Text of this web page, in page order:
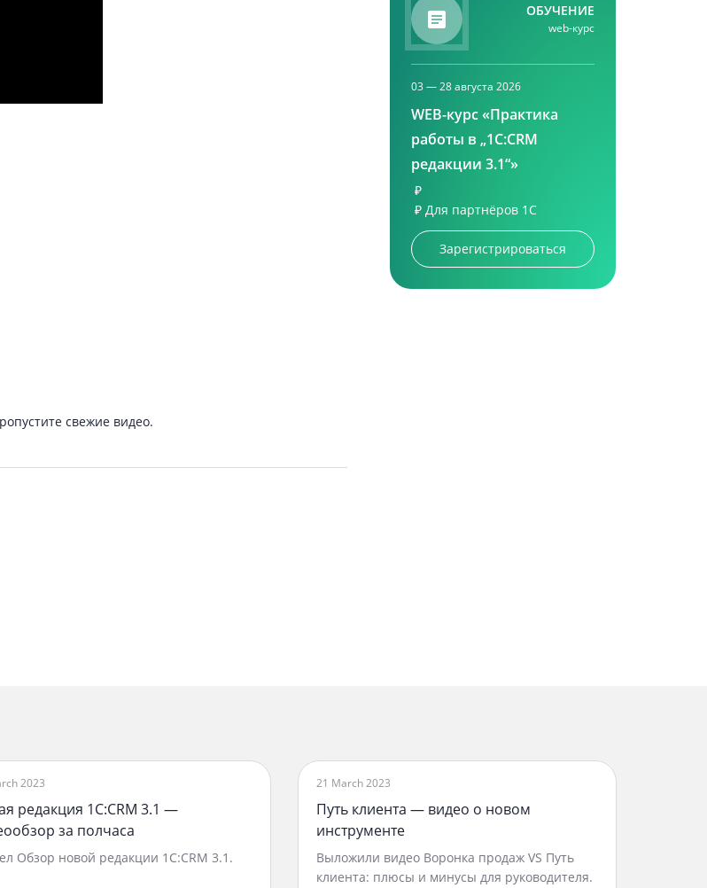
свежие видео.
ОБУЧЕНИЕ
web-курс
03 — 28 августа 2026
WEB-курс «Практика
работы в „1С:CRM
редакции 3.1“»
₽
₽ Для партнёров 1С
Зарегистрироваться
2023
редакция 1С:CRM 3.1 —
за полчаса
Обзор новой редакции 1С:CRM 3.1.
21 March 2023
Путь клиента — видео о новом
инструменте
Выложили видео Воронка продаж VS Путь
клиента: плюсы и минусы для руководителя.